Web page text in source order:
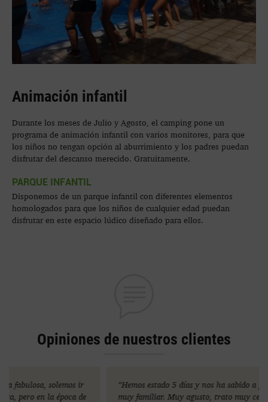
Animación infantil
Durante los meses de Julio y Agosto, el camping pone un
programa de animación infantil con varios monitores, para que
los niños no tengan opción al aburrimiento y los padres puedan
disfrutar del descanso merecido. Gratuitamente.
PARQUE INFANTIL
Disponemos de un parque infantil con diferentes elementos
homologados para que los niños de cualquier edad puedan
disfrutar en este espacio lúdico diseñado para ellos.
Opiniones de nuestros clientes
“Hemos estado 5 días y nos ha sabido a poco. Es un camping
muy familiar. Muy agusto, trato muy cercano. Especial